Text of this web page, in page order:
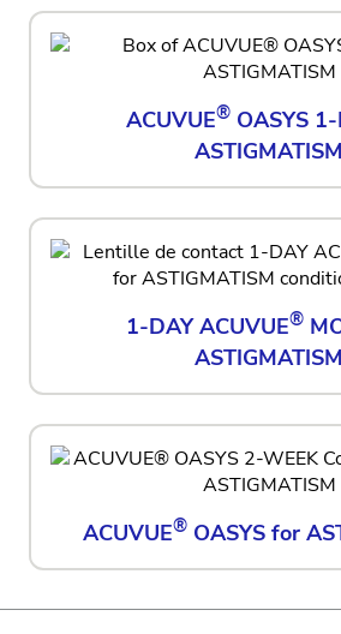
ACUVUE® OASYS
ASTIGMATISM
1-DAY ACUVUE®
ASTIGMATISM
ACUVUE® OASYS for